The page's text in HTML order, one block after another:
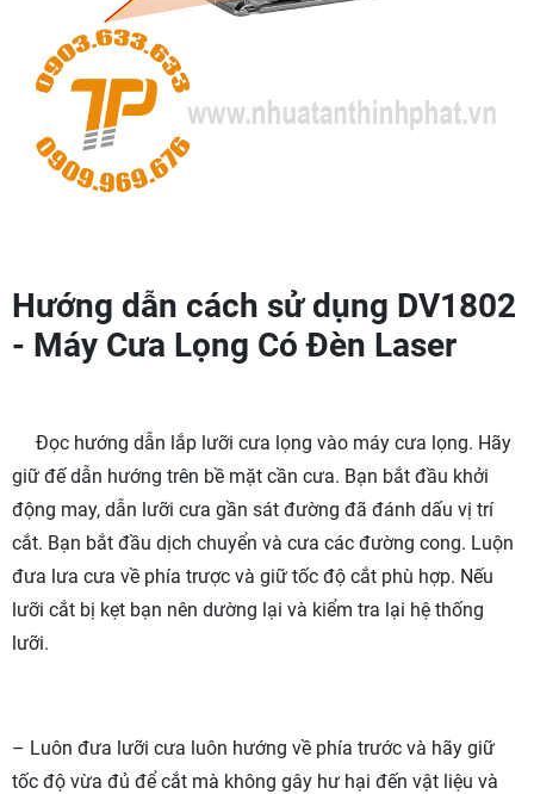
Hướng dẫn cách sử dụng DV1802
- Máy Cưa Lọng Có Đèn Laser
Đọc hướng dẫn lắp lưỡi cưa lọng vào máy cưa lọng. Hãy
giữ đế dẫn hướng trên bề mặt cần cưa. Bạn bắt đầu khởi
động may, dẫn lưỡi cưa gần sát đường đã đánh dấu vị trí
cắt. Bạn bắt đầu dịch chuyển và cưa các đường cong. Luộn
đưa lưa cưa về phía trược và giữ tốc độ cắt phù hợp. Nếu
lưỡi cắt bị kẹt bạn nên dường lại và kiểm tra lại hệ thống
lưỡi.
– Luôn đưa lưỡi cưa luôn hướng về phía trước và hãy giữ
tốc độ vừa đủ để cắt mà không gây hư hại đến vật liệu và